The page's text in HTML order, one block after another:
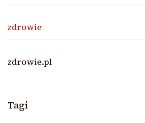
zdrowie
zdrowie.pl
Tagi